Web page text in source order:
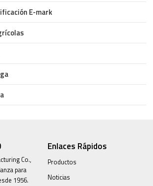
E-mark
Co.,
para
1956.
Enlaces Rápidos
Productos
Noticias